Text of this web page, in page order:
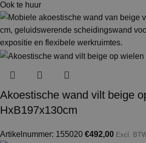
Ook te huur
Akoestische wand vilt beige
HxB197x130cm
Artikelnummer: 155020 €492,00 Excl.